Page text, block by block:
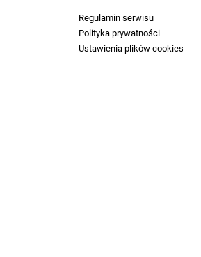
Regulamin serwisu
Polityka prywatności
Ustawienia plików cookies